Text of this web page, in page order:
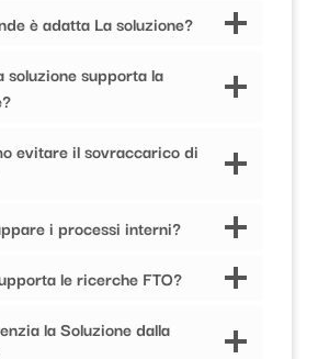
è adatta La soluzione?
soluzione supporta la
evitare il sovraccarico di
i processi interni?
le ricerche FTO?
la Soluzione dalla